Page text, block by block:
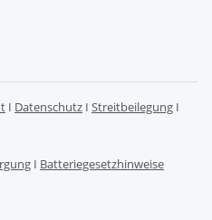
I Datenschutz I Streitbeilegung I
I Batteriegesetzhinweise